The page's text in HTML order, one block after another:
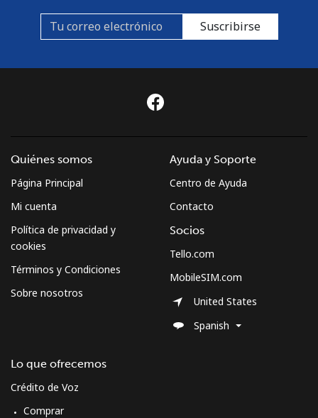
Suscribirse
Quiénes somos
Página Principal
Mi cuenta
Política de privacidad y
cookies
Términos y Condiciones
Sobre nosotros
Lo que ofrecemos
Crédito de Voz
Comprar
Ayuda y Soporte
Centro de Ayuda
Contacto
Socios
Tello.com
MobileSIM.com
United States
Spanish